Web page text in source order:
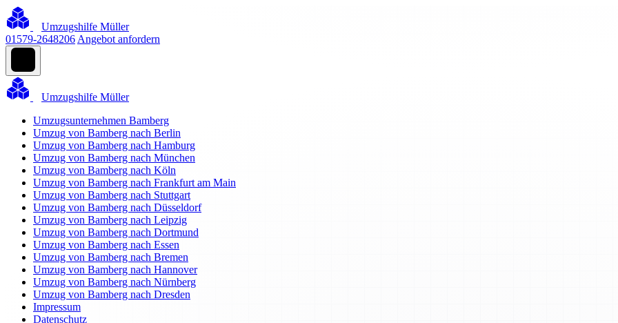
Umzugshilfe Müller
01579-2648206 Angebot anfordern
Umzugshilfe Müller
Umzugsunternehmen Bamberg
Umzug von Bamberg nach Berlin
Umzug von Bamberg nach Hamburg
Umzug von Bamberg nach München
Umzug von Bamberg nach Köln
Umzug von Bamberg nach Frankfurt am Main
Umzug von Bamberg nach Stuttgart
Umzug von Bamberg nach Düsseldorf
Umzug von Bamberg nach Leipzig
Umzug von Bamberg nach Dortmund
Umzug von Bamberg nach Essen
Umzug von Bamberg nach Bremen
Umzug von Bamberg nach Hannover
Umzug von Bamberg nach Nürnberg
Umzug von Bamberg nach Dresden
Impressum
Datenschutz